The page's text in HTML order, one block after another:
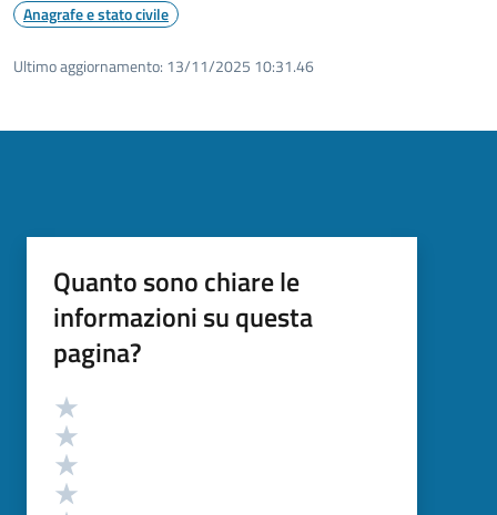
Anagrafe e stato civile
Ultimo aggiornamento: 13/11/2025 10:31.46
Quanto sono chiare le
informazioni su questa
pagina?
Valutazione